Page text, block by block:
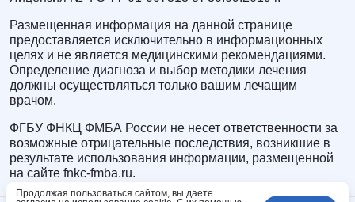
Размещенная информация на данной странице
предоставляется исключительно в информационных
целях и не является медицинскими рекомендациями.
Определение диагноза и выбор методики лечения
должны осуществляться только вашим лечащим
врачом.
ФГБУ ФНКЦ ФМБА России не несет ответственности за
возможные отрицательные последствия, возникшие в
результате использования информации, размещенной
на сайте fnkc-fmba.ru.
Продолжая пользоваться сайтом, вы даете